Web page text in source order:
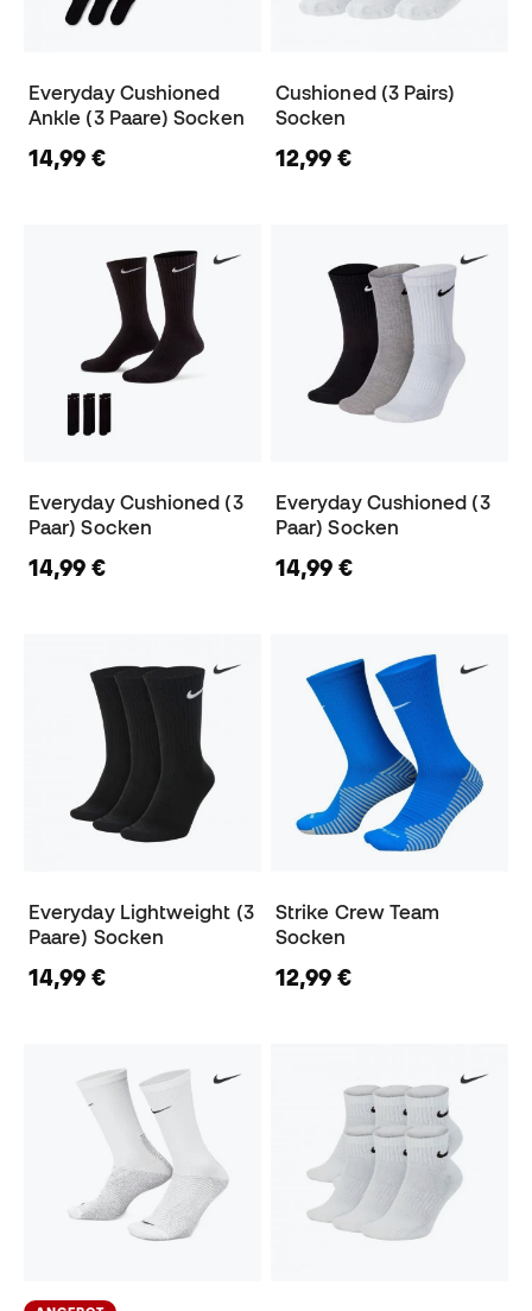
Everyday Cushioned
Ankle (3 Paare) Socken
14,99 €
Cushioned (3 Pairs)
Socken
12,99 €
Everyday Cushioned (3
Paar) Socken
14,99 €
Everyday Cushioned (3
Paar) Socken
14,99 €
Everyday Lightweight (3
Paare) Socken
14,99 €
Strike Crew Team
Socken
12,99 €